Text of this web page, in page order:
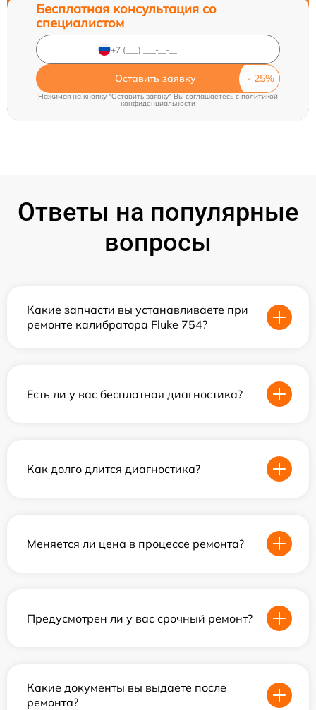
Бесплатная консультация со
специалистом
Оставить заявку
Нажимая на кнопку "Оставить заявку" Вы соглашаетесь cполитикой
конфиденциальности
Ответы на популярные
вопросы
Какие запчасти вы устанавливаете при
ремонте калибратора Fluke 754?
Есть ли у вас бесплатная диагностика?
Как долго длится диагностика?
Меняется ли цена в процессе ремонта?
Предусмотрен ли у вас срочный ремонт?
Какие документы вы выдаете после
ремонта?